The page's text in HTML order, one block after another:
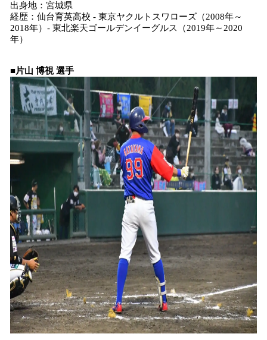
出身地：宮城県
経歴：仙台育英高校 - 東京ヤクルトスワローズ（2008年～
2018年）- 東北楽天ゴールデンイーグルス（2019年～2020
年）
■片山 博視 選手